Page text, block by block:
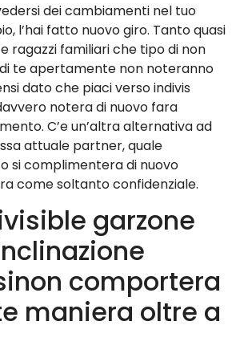
dei cambiamenti nel tuo
l’hai fatto nuovo giro. Tanto quasi
ragazzi familiari che tipo di non
te apertamente non noteranno
dato che piaci verso indivis
notera di nuovo fara
C’e un’altra alternativa ad
attuale partner, quale
si complimentera di nuovo
come soltanto confidenziale.
garzone
comportera
maniera oltre a